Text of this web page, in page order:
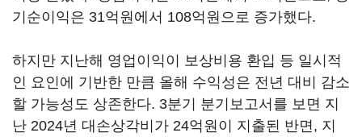
기순이익은 31억원에서 108억원으로 증가했다.
하지만 지난해 영업이익이 보상비용 환입 등 일시적
인 요인에 기반한 만큼 올해 수익성은 전년 대비 감소
할 가능성도 상존한다. 3분기 분기보고서를 보면 지
난 2024년 대손상각비가 24억원이 지출된 반면, 지